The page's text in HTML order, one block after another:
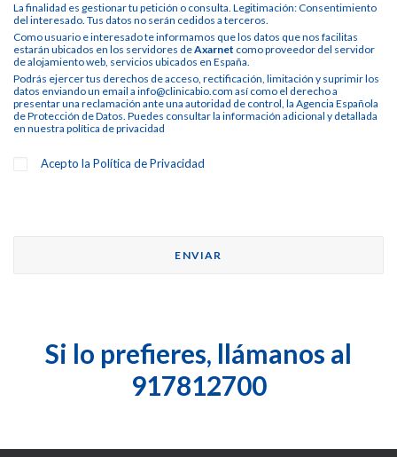
La finalidad es gestionar tu petición o consulta. Legitimación: Consentimiento
del interesado. Tus datos no serán cedidos a terceros.
Como usuario e interesado te informamos que los datos que nos facilitas
estarán ubicados en los servidores deAxarnet como proveedor del servidor
de alojamiento web, servicios ubicados en España.
Podrás ejercer tus derechos de acceso, rectificación, limitación y suprimir los
datos enviando un email a info@clinicabio.com así como el derecho a
presentar una reclamación ante una autoridad de control, la Agencia Española
de Protección de Datos. Puedes consultar la información adicional y detallada
en nuestra política de privacidad
Acepto laPolítica de Privacidad
Si lo prefieres, llámanos al
917812700